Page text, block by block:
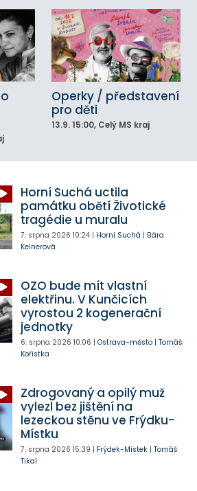
Operky / představení
pro děti
13.9. 15:00, Celý MS kraj
Horní Suchá uctila
památku obětí Životické
tragédie u muralu
7. srpna 2026 10:24| Horní Suchá | Bára
Kelnerová
OZO bude mít vlastní
elektřinu. V Kunčicích
vyrostou 2 kogenerační
jednotky
6. srpna 2026 10:06 | Ostrava-město| Tomáš
Kořistka
Zdrogovaný a opilý muž
vylezl bez jištění na
lezeckou stěnu ve Frýdku-
Místku
7. srpna 2026 15:39 | Frýdek-Místek| Tomáš
Tikal